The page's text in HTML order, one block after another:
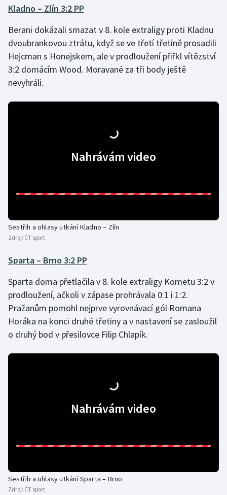
Golf
Gymnastika
Házená
Jezdectví
Lyže a snowboard
Moderní pětiboj
Parasport
Plavání
Stolní tenis
Kladno – Zlín 3:2 PP
Berani dokázali smazat v 8. kole extraligy proti Kladnu
dvoubrankovou ztrátu, když se ve třetí třetině prosadili
Hejcman s Honejskem, ale v prodloužení přiřkl vítězství
3:2 domácím Wood. Moravané za tři body ještě
nevyhráli.
Nahrávám video
Sestřih a ohlasy utkání Kladno – Zlín
Zdroj: ČT sport
Sparta – Brno 3:2 PP
Sparta doma přetlačila v 8. kole extraligy Kometu 3:2 v
prodloužení, ačkoli v zápase prohrávala 0:1 i 1:2.
Pražanům pomohl nejprve vyrovnávací gól Romana
Horáka na konci druhé třetiny a v nastavení se zasloužil
o druhý bod v přesilovce Filip Chlapík.
Nahrávám video
Sestřih a ohlasy utkání Sparta – Brno
Zdroj: ČT sport